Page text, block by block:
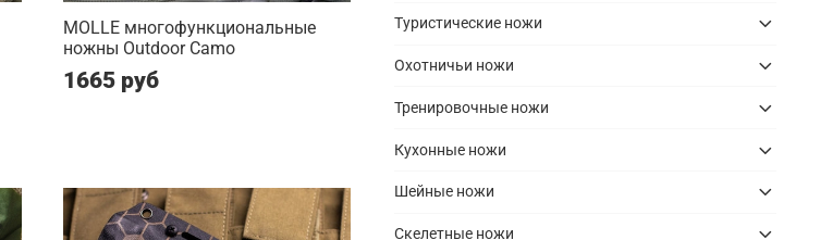
MOLLE многофункциональные
ножны Outdoor Camo
1665 руб
Туристические ножи
Охотничьи ножи
Тренировочные ножи
Кухонные ножи
Шейные ножи
Скелетные ножи